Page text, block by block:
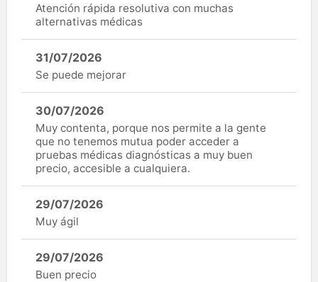
Atención rápida resolutiva con muchas
alternativas médicas
31/07/2026
Se puede mejorar
30/07/2026
Muy contenta, porque nos permite a la gente
que no tenemos mutua poder acceder a
pruebas médicas diagnósticas a muy buen
precio, accesible a cualquiera.
29/07/2026
Muy ágil
29/07/2026
Buen precio